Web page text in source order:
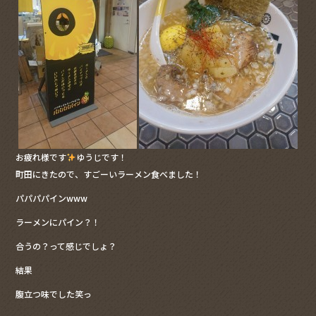
o
o
k
お疲れ様です
ゆうじです！
町田にきたので、すごーいラーメン食べました！
パパパパインwww
ラーメンにパイン？！
合うの？って感じでしょ？
結果
腹立つ味でした笑っ